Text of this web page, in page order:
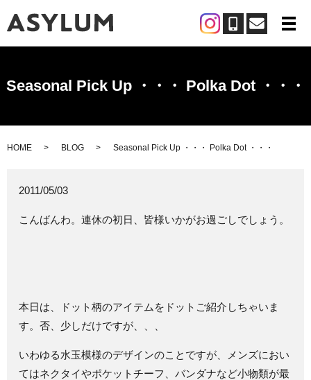
メ
Seasonal Pick Up ・・・ Polka Dot ・・・
HOME BLOG Seasonal Pick Up ・・・ Polka Dot ・・・
2011/05/03
こんばんわ。連休の初日、皆様いかがお過ごしでしょう。
本日は、ドット柄のアイテムをドットご紹介しちゃいま
す。否、少しだけですが、、、
いわゆる水玉模様のデザインのことですが、メンズにおい
てはネクタイやポケットチーフ、バンダナなど小物類が最